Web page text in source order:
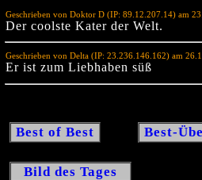
Geschrieben von Doktor D (IP: 89.12.207.14) am
Der coolste Kater der Welt.
Geschrieben von Delta (IP: 23.236.146.162) am
Er ist zum Liebhaben süß
Best of Best Best-
Bild des Tages